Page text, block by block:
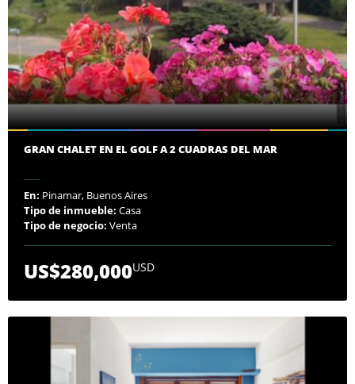
GRAN CHALET EN EL GOLF A 2 CUADRAS DEL MAR
En: Pinamar, Buenos Aires
Tipo de inmueble: Casa
Tipo de negocio: Venta
US$280,000USD